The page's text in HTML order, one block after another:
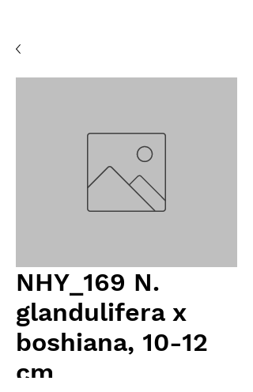
NHY_169 N.
glandulifera x
boshiana, 10-12
cm